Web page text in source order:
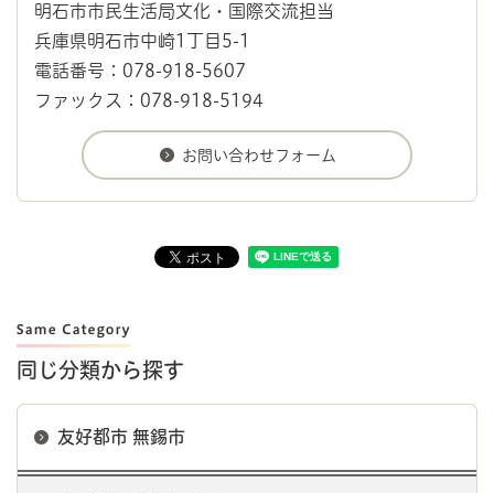
明石市市民生活局文化・国際交流担当
兵庫県明石市中崎1丁目5-1
電話番号：078-918-5607
ファックス：078-918-5194
同じ分類から探す
友好都市 無錫市